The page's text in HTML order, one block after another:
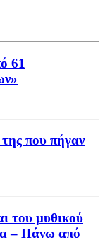
61
που πήγαν
του μυθικού
– Πάνω από